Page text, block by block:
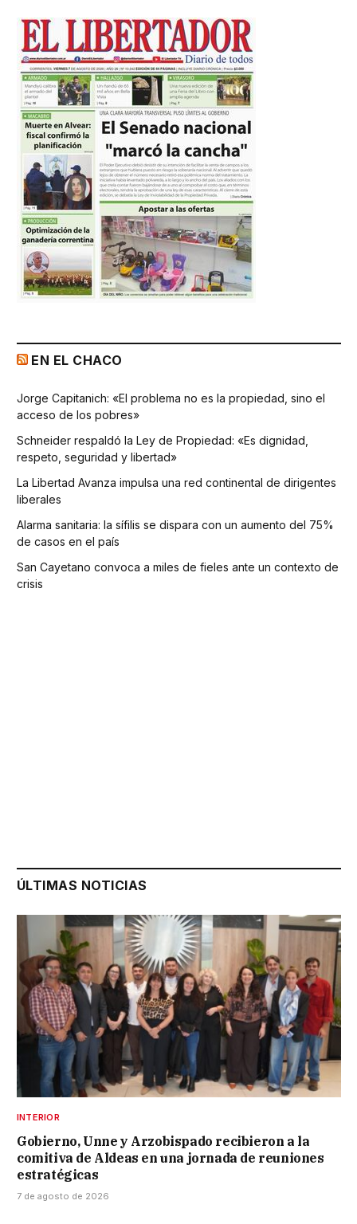
EN EL CHACO
Jorge Capitanich: «El problema no es la propiedad, sino el
acceso de los pobres»
Schneider respaldó la Ley de Propiedad: «Es dignidad,
respeto, seguridad y libertad»
La Libertad Avanza impulsa una red continental de dirigentes
liberales
Alarma sanitaria: la sífilis se dispara con un aumento del 75%
de casos en el país
San Cayetano convoca a miles de fieles ante un contexto de
crisis
ÚLTIMAS NOTICIAS
INTERIOR
Gobierno, Unne y Arzobispado recibieron a la
comitiva de Aldeas en una jornada de reuniones
estratégicas
7 de agosto de 2026